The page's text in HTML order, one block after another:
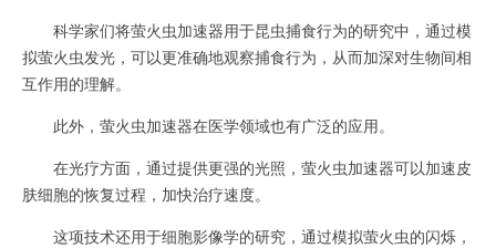
科学家们将萤火虫加速器用于昆虫捕食行为的研究中，通过模
拟萤火虫发光，可以更准确地观察捕食行为，从而加深对生物间相
互作用的理解。
此外，萤火虫加速器在医学领域也有广泛的应用。
在光疗方面，通过提供更强的光照，萤火虫加速器可以加速皮
肤细胞的恢复过程，加快治疗速度。
这项技术还用于细胞影像学的研究，通过模拟萤火虫的闪烁，